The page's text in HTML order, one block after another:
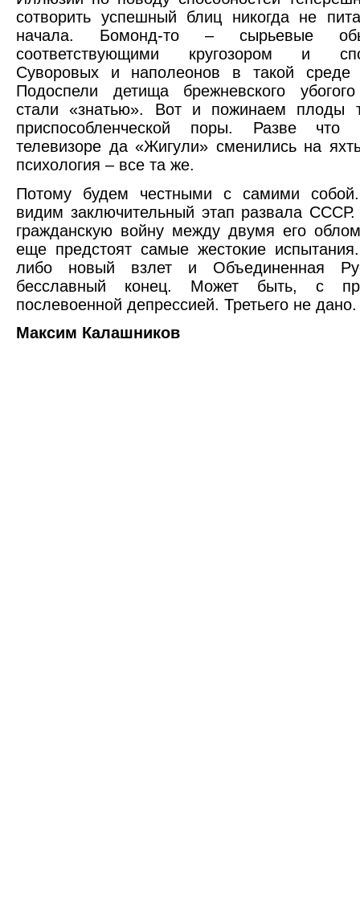
сотворить успешный блиц никогда не
начала. Бомонд-то – сырьевые
соответствующими кругозором и
Суворовых и наполеонов в такой
Подоспели детища брежневского
стали «знатью». Вот и пожинаем плоды
приспособленческой поры. Разве что
телевизоре да «Жигули» сменились на
психология – все та же.
Потому будем честными с самими
видим заключительный этап развала
гражданскую войну между двумя его
еще предстоят самые жестокие
либо новый взлет и Объединенная
бесславный конец. Может быть, с
послевоенной депрессией. Третьего не дано.
Максим Калашников